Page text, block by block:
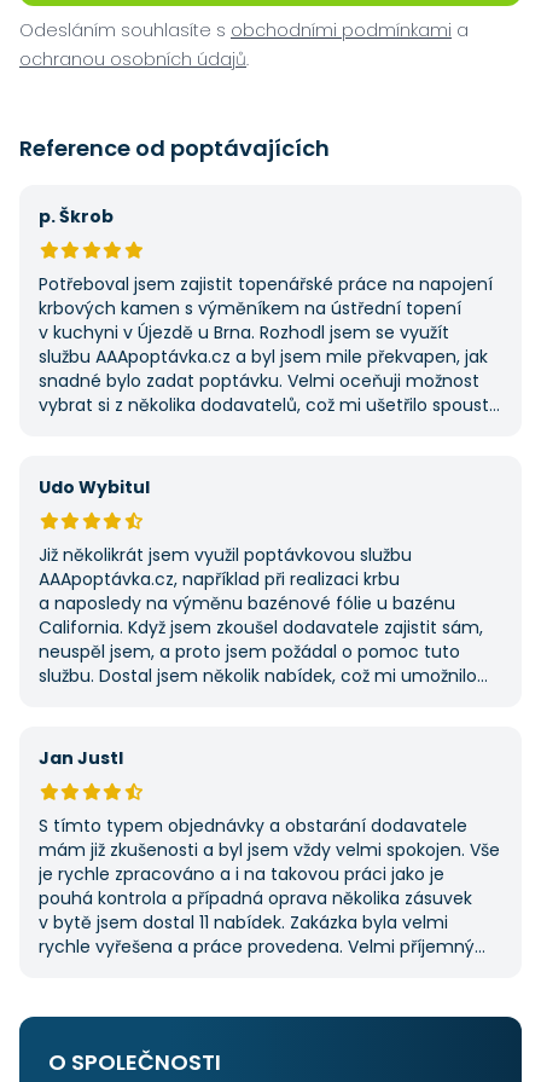
Odesláním souhlasíte s obchodními podmínkami a
ochranou osobních údajů.
Reference od poptávajících
p. Škrob
Potřeboval jsem zajistit topenářské práce na napojení
krbových kamen s výměníkem na ústřední topení
v kuchyni v Újezdě u Brna. Rozhodl jsem se využít
službu AAApoptávka.cz a byl jsem mile překvapen, jak
snadné bylo zadat poptávku. Velmi oceňuji možnost
vybrat si z několika dodavatelů, což mi ušetřilo spoustu
potřebovat další řemeslné práce.
Udo Wybitul
Již několikrát jsem využil poptávkovou službu
AAApoptávka.cz, například při realizaci krbu
a naposledy na výměnu bazénové fólie u bazénu
California. Když jsem zkoušel dodavatele zajistit sám,
neuspěl jsem, a proto jsem požádal o pomoc tuto
službu. Dostal jsem několik nabídek, což mi umožnilo
i ostatním.
Jan Justl
S tímto typem objednávky a obstarání dodavatele
mám již zkušenosti a byl jsem vždy velmi spokojen. Vše
je rychle zpracováno a i na takovou práci jako je
pouhá kontrola a případná oprava několika zásuvek
v bytě jsem dostal 11 nabídek. Zakázka byla velmi
rychle vyřešena a práce provedena. Velmi příjemný
po všech stránkách plně spolehnout.
O SPOLEČNOSTI